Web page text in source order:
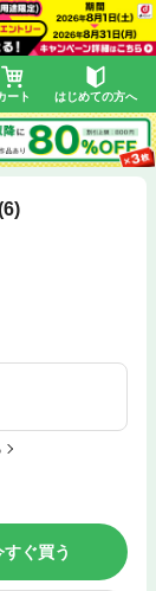
ート はじめての方へ
すぐ買う